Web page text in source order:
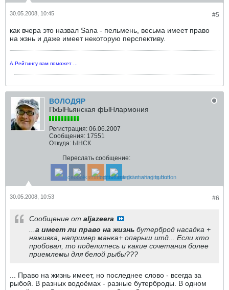
#5
30.05.2008, 10:45
как вчера это назвал Sana - пельмень, весьма имеет право
на жзнь и даже имеет некоторую перспективу.
А.Рейтингу вам поможет ...
ВОЛОДЯР
ПхЫНьянская фЫНлармония
Регистрация: 06.06.2007
Сообщения: 17551
Откуда: ЫНСК
Переслать сообщение:
#6
30.05.2008, 10:53
Сообщение от aljazeera
а имеет ли право на жизнь бутерброд насадка +
наживка, например манка+ опарыш итд... Если кто
пробовал, то поделитесь и какие сочетания более
приемлемы для белой рыбы???
... Право на жизнь имеет, но последнее слово - всегда за
рыбой. В разных водоёмах - разные бутерброды. В одном